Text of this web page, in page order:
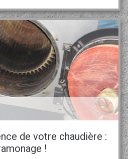
de votre chaudière :
!